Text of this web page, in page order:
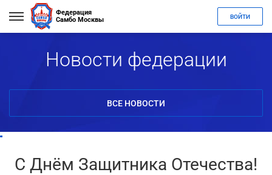
Федерация
Самбо Москвы
ВОЙТИ
Новости федерации
ВСЕ НОВОСТИ
С Днём Защитника Отечества!